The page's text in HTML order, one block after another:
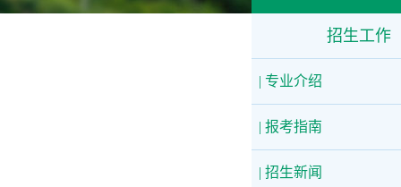
招生工作
| 专业介绍
| 报考指南
| 招生新闻